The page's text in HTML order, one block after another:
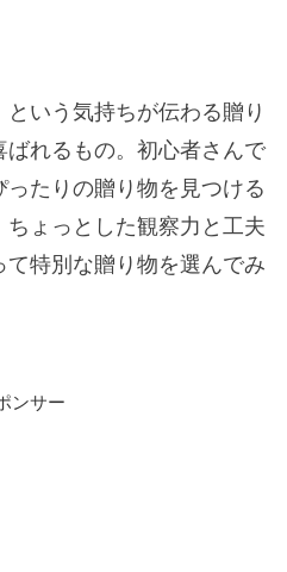
という気持ちが伝わる贈り
れるもの。初心者さんで
たりの贈り物を見つける
ょっとした観察力と工夫
特別な贈り物を選んでみ
ンサー